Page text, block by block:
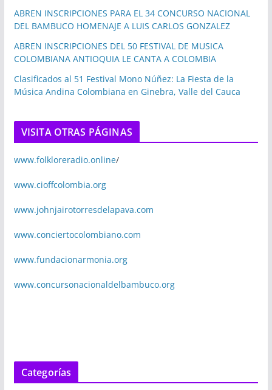
ABREN INSCRIPCIONES PARA EL 34 CONCURSO NACIONAL
DEL BAMBUCO HOMENAJE A LUIS CARLOS GONZALEZ
ABREN INSCRIPCIONES DEL 50 FESTIVAL DE MUSICA
COLOMBIANA ANTIOQUIA LE CANTA A COLOMBIA
Clasificados al 51 Festival Mono Núñez: La Fiesta de la
Música Andina Colombiana en Ginebra, Valle del Cauca
VISITA OTRAS PÁGINAS
www.folkloreradio.online/
www.cioffcolombia.org
www.johnjairotorresdelapava.com
www.conciertocolombiano.com
www.fundacionarmonia.org
www.concursonacionaldelbambuco.org
Categorías